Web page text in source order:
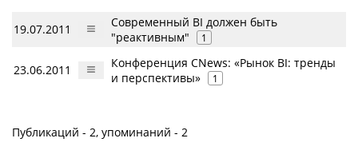
19.07.2011
Современный BI должен быть
"реактивным"
1
23.06.2011
Конференция CNews: «Рынок BI: тренды
и перспективы»
1
Публикаций - 2, упоминаний - 2